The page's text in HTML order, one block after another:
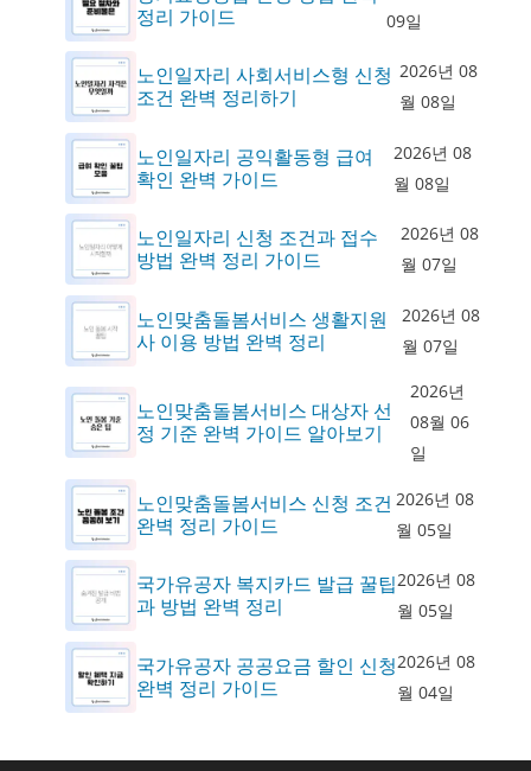
정리 가이드
09일
노인일자리 사회서비스형 신청
조건 완벽 정리하기
2026년 08
월 08일
노인일자리 공익활동형 급여
확인 완벽 가이드
2026년 08
월 08일
노인일자리 신청 조건과 접수
방법 완벽 정리 가이드
2026년 08
월 07일
노인맞춤돌봄서비스 생활지원
사 이용 방법 완벽 정리
2026년 08
월 07일
노인맞춤돌봄서비스 대상자 선
정 기준 완벽 가이드 알아보기
2026년
08월 06
일
노인맞춤돌봄서비스 신청 조건
완벽 정리 가이드
2026년 08
월 05일
국가유공자 복지카드 발급 꿀팁
과 방법 완벽 정리
2026년 08
월 05일
국가유공자 공공요금 할인 신청
완벽 정리 가이드
2026년 08
월 04일